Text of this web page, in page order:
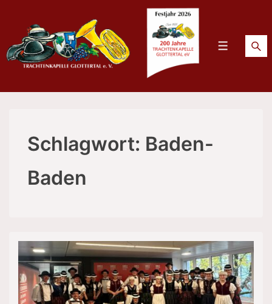
Inhalt
Menü
Schlagwort: Baden-
Baden